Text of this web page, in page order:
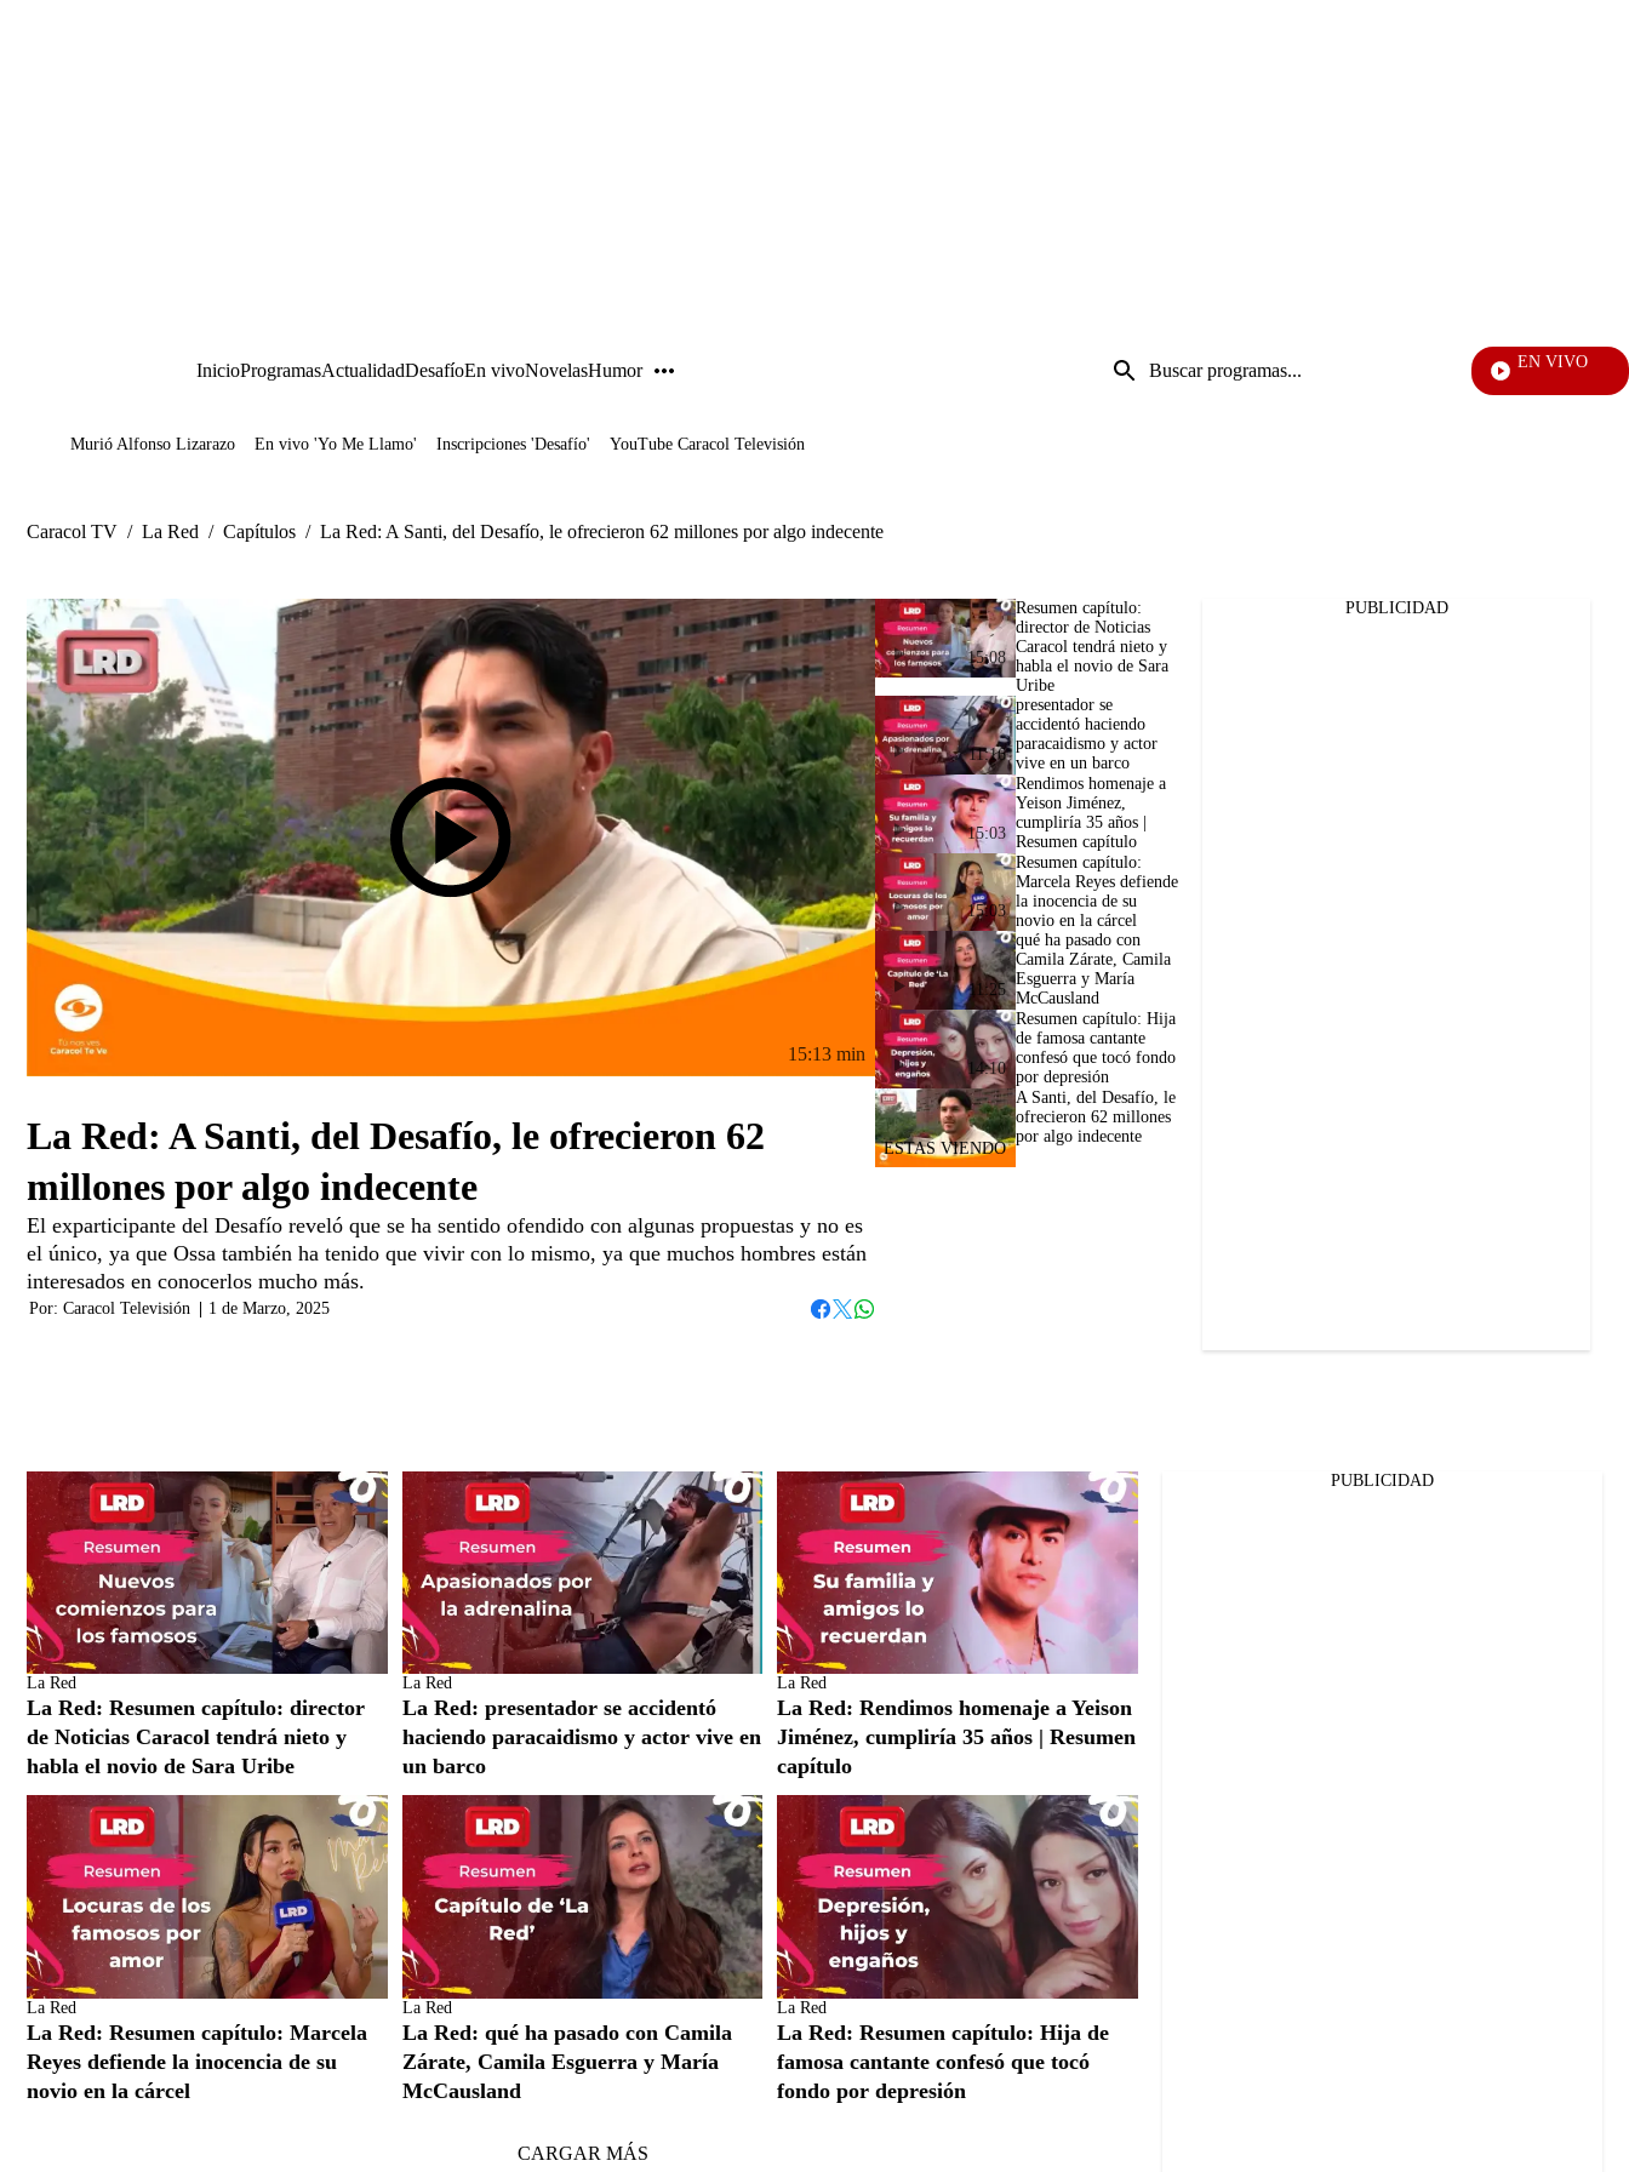
InicioProgramasActualidadDesafíoEn vivoNovelasHumor
Entrada
de
EN VIVO
Juegos
Murió Alfonso Lizarazo En vivo 'Yo Me Llamo' Inscripciones 'Desafío' YouTube Caracol Televisión
Caracol TV / La Red / Capítulos / La Red: A Santi, del Desafío, le ofrecieron 62 millones por algo indecente
15:13 min
La Red: A Santi, del Desafío, le ofrecieron 62
millones por algo indecente
El exparticipante del Desafío reveló que se ha sentido ofendido con algunas propuestas y no es
el único, ya que Ossa también ha tenido que vivir con lo mismo, ya que muchos hombres están
interesados en conocerlos mucho más.
Por: Caracol Televisión
1 de Marzo, 2025
15:08
Resumen capítulo:
director de Noticias
Caracol tendrá nieto y
habla el novio de Sara
Uribe
11:16
presentador se
accidentó haciendo
paracaidismo y actor
vive en un barco
15:03
Rendimos homenaje a
Yeison Jiménez,
cumpliría 35 años |
Resumen capítulo
15:03
Resumen capítulo:
Marcela Reyes defiende
la inocencia de su
novio en la cárcel
11:25
qué ha pasado con
Camila Zárate, Camila
Esguerra y María
McCausland
14:10
Resumen capítulo: Hija
de famosa cantante
confesó que tocó fondo
por depresión
A Santi, del Desafío, le
ofrecieron 62 millones
por algo indecente
PUBLICIDAD
La Red
La Red: Resumen capítulo: director
de Noticias Caracol tendrá nieto y
habla el novio de Sara Uribe
La Red
La Red: presentador se accidentó
haciendo paracaidismo y actor vive en
un barco
La Red
La Red: Rendimos homenaje a Yeison
Jiménez, cumpliría 35 años | Resumen
capítulo
La Red
La Red: Resumen capítulo: Marcela
Reyes defiende la inocencia de su
novio en la cárcel
La Red
La Red: qué ha pasado con Camila
Zárate, Camila Esguerra y María
McCausland
La Red
La Red: Resumen capítulo: Hija de
famosa cantante confesó que tocó
fondo por depresión
CARGAR MÁS
PUBLICIDAD